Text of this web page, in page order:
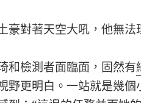
豪對著天空大吼，他無法
和檢測者面臨面，固然有
更明白。一站就是幾個